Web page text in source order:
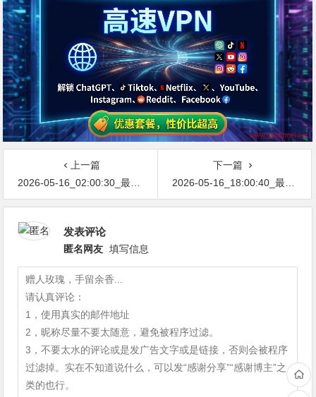
上一篇
2026-05-16_02:00:30_最新网络节点地址免费分享…不定期更新…开放免费分享（网络免费节点香港|日本|韩国|新加坡|台湾|马来西亚|…
下一篇
2026-05-16_18:00:40_最新网络节点地址免费分享…不定期更新…开放免费分享（网络免费节点香港|日本|韩国|新加坡|台湾|马来西亚|…
发表评论
匿名网友 填写信息